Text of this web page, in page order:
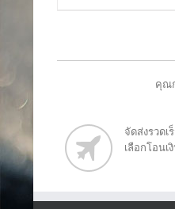
คุณ
จัดส่งรวดเ
เลือกโอนเ